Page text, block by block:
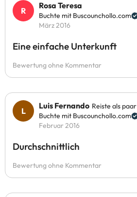
Rosa Teresa
Buchte mit Buscounchollo.com
März 2016
Eine einfache Unterkunft
Bewertung ohne Kommentar
Luis Fernando Reiste als paar
Buchte mit Buscounchollo.com
Februar 2016
Durchschnittlich
Bewertung ohne Kommentar